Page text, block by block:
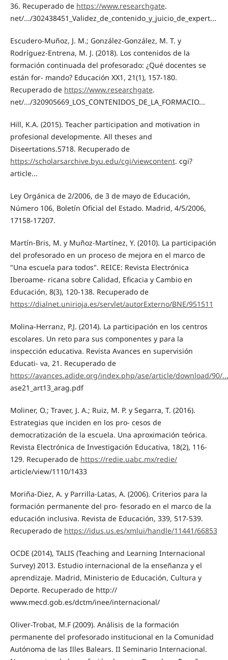
36. Recuperado de https://www.researchgate.
net/.../302438451_Validez_de_contenido_y_juicio_de_expert...
Escudero-Muñoz, J. M.; González-González, M. T. y
Rodríguez-Entrena, M. J. (2018). Los contenidos de la
formación continuada del profesorado: ¿Qué docentes se
están for- mando? Educación XX1, 21(1), 157-180.
Recuperado de https://www.researchgate.
net/.../320905669_LOS_CONTENIDOS_DE_LA_FORMACIO...
Hill, K.A. (2015). Teacher participation and motivation in
profesional developmente. All theses and
Diseertations.5718. Recuperado de
https://scholarsarchive.byu.edu/cgi/viewcontent. cgi?
article...
Ley Orgánica de 2/2006, de 3 de mayo de Educación,
Número 106, Boletín Oficial del Estado. Madrid, 4/5/2006,
17158-17207.
Martín-Bris, M. y Muñoz-Martínez, Y. (2010). La participación
del profesorado en un proceso de mejora en el marco de
"Una escuela para todos". REICE: Revista Electrónica
Iberoame- ricana sobre Calidad, Eficacia y Cambio en
Educación, 8(3), 120-138. Recuperado de
https://dialnet.unirioja.es/servlet/autorExterno/BNE/951511
Molina-Herranz, P.J. (2014). La participación en los centros
escolares. Un reto para sus componentes y para la
inspección educativa. Revista Avances en supervisión
Educati- va, 21. Recuperado de
https://avances.adide.org/index.php/ase/article/download/90/
ase21_art13_arag.pdf
Moliner, O.; Traver, J. A.; Ruiz, M. P. y Segarra, T. (2016).
Estrategias que inciden en los pro- cesos de
democratización de la escuela. Una aproximación teórica.
Revista Electrónica de Investigación Educativa, 18(2), 116-
129. Recuperado de https://redie.uabc.mx/redie/
article/view/1110/1433
Moriña-Diez, A. y Parrilla-Latas, A. (2006). Criterios para la
formación permanente del pro- fesorado en el marco de la
educación inclusiva. Revista de Educación, 339, 517-539.
Recuperado de https://idus.us.es/xmlui/handle/11441/66853
OCDE (2014), TALIS (Teaching and Learning Internacional
Survey) 2013. Estudio internacional de la enseñanza y el
aprendizaje. Madrid, Ministerio de Educación, Cultura y
Deporte. Recuperado de http://
www.mecd.gob.es/dctm/inee/internacional/
Oliver-Trobat, M.F (2009). Análisis de la formación
permanente del profesorado institucional en la Comunidad
Autónoma de las Illes Balears. II Seminario Internacional.